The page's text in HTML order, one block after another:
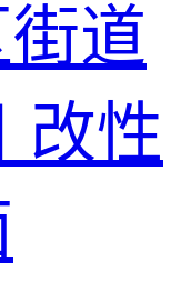
道
改性